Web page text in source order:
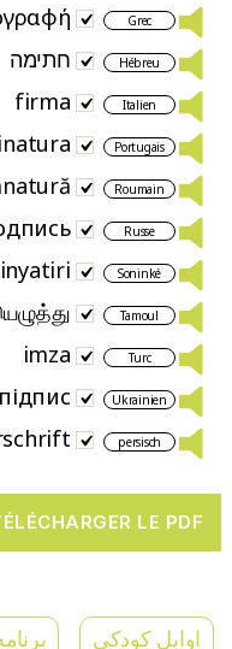
Grec
Hébreu חתימה
Italien
firma
Portugais
Roumain
Russe
Soninké
Tamoul
Turc
imza
Ukrainien
підпис
persisch
اوایل کودکی